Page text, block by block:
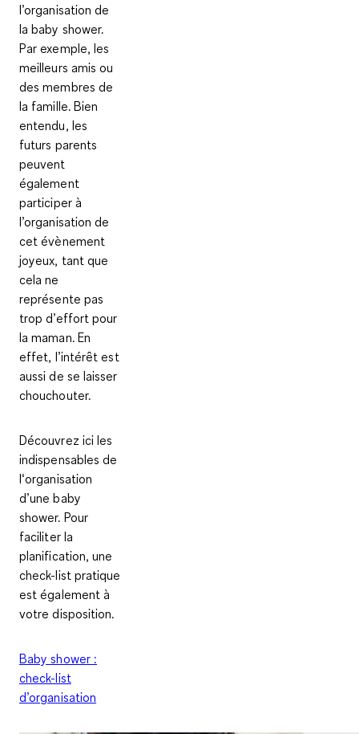
l’organisation de
la baby shower.
Par exemple, les
meilleurs amis ou
des membres de
la famille. Bien
entendu, les
futurs parents
peuvent
également
participer à
l’organisation de
cet évènement
joyeux, tant que
cela ne
représente pas
trop d’effort pour
la maman. En
effet, l’intérêt est
aussi de se laisser
chouchouter.
Découvrez ici les
indispensables de
l‘organisation
d’une baby
shower. Pour
faciliter la
planification, une
check-list pratique
est également à
votre disposition.
Baby shower :
check-list
d’organisation